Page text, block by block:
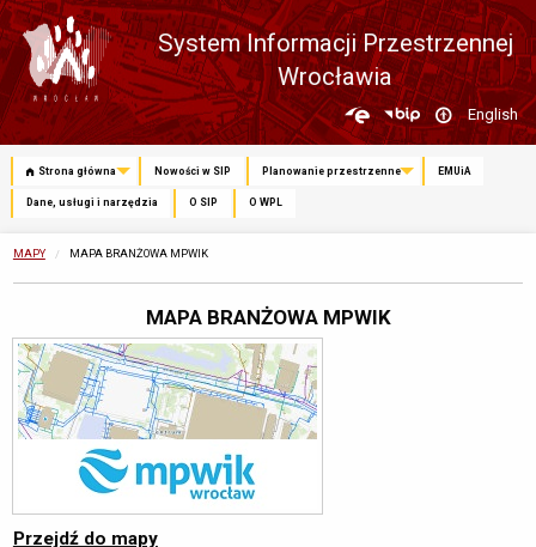
System Informacji Przestrzennej
Wrocławia
Zmień
język
English
Strona główna Nowości w SIP Planowanie przestrzenne EMUiA
Dane, usługi i narzędzia O SIP O WPL
MAPY OBECNIE:
MAPA BRANŻOWA MPWIK
MAPA BRANŻOWA MPWIK
Przejdź do mapy